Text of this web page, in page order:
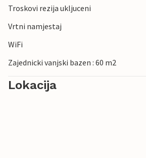
Troskovi rezija ukljuceni
Vrtni namjestaj
WiFi
Zajednicki vanjski bazen : 60 m2
Lokacija